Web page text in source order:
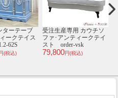
ターテーブ
ークテイス
62S
(税込)
受注生産専用 カウチソ
ファ･アンティークテイ
スト order-vsk
79,800円(税込)